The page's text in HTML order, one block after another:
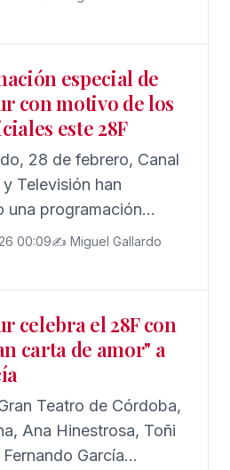
en la huella artística y
especial de
con motivo de los
este 28F
28 de febrero, Canal
Televisión han
una programación
motivo del Día de
que incluye la
de Canal Sur
Canal Sur Radio y
y la entrega de las
Un amplio
profesionales y un
despliegue técnico y
00:09✍️ Miguel Gallardo
celebra el 28F con
carta de amor" a
Teatro de Córdoba,
Ana Hinestrosa, Toñi
García